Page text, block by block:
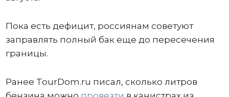
Пока есть дефицит, россиянам советуют
заправлять полный бак еще до пересечения
границы.
Ранее TourDom.ru писал, сколько литров